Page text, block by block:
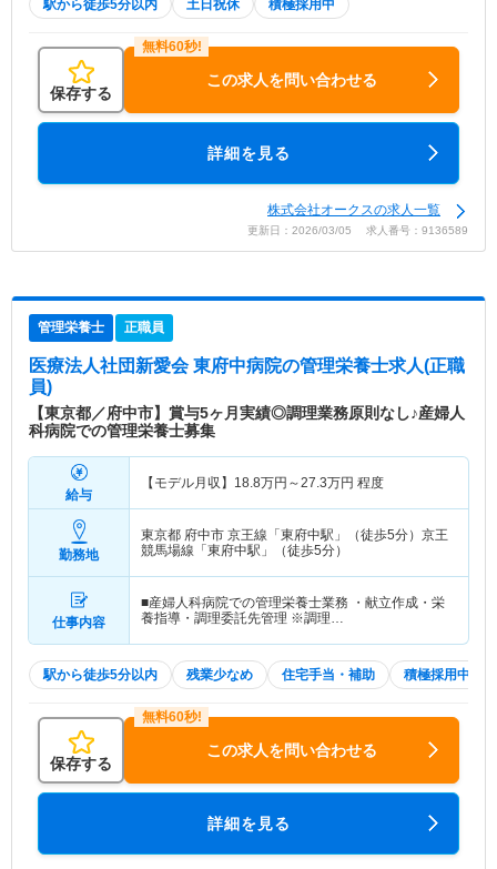
駅から徒歩5分以内 土日祝休 積極採用中
保存する
この求人を問い合わせる
詳細を見る
株式会社オークスの求人一覧
更新日：2026/03/05 求人番号：9136589
管理栄養士 正職員
医療法人社団新愛会 東府中病院の管理栄養士求人(正職
員)
【東京都／府中市】賞与5ヶ月実績◎調理業務原則なし♪産婦人
科病院での管理栄養士募集
給与
【モデル月収】 18.8万円～27.3万円 程度
勤務地
東京都 府中市 京王線「東府中駅」（徒歩5分）京王
競馬場線「東府中駅」（徒歩5分）
仕事内容
■産婦人科病院での管理栄養士業務 ・献立作成・栄
養指導・調理委託先管理 ※調理…
駅から徒歩5分以内 残業少なめ 住宅手当・補助 積極採用中
保存する
この求人を問い合わせる
詳細を見る